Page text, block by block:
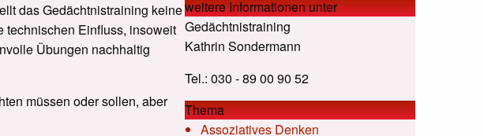
das Gedächtnistraining keine
technischen Einfluss, insoweit
Übungen nachhaltig
müssen oder sollen, aber
weitere Informationen unter
Gedächtnistraining
Kathrin Sondermann
Tel.: 030 - 89 00 90 52
Thema
Assoziatives Denken